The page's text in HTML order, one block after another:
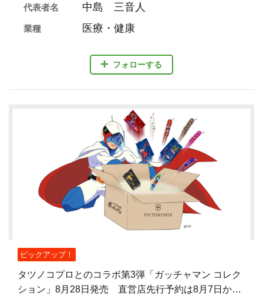
フォローする
代表者名 中島 三音人
業種 医療・健康
ピックアップ！
タツノコプロとのコラボ第3弾「ガッチャマン コレク
ション」8月28日発売 直営店先行予約は8月7日から